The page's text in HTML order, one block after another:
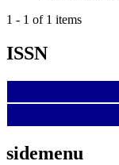
1 - 1 of 1 items
ISSN
sidemenu